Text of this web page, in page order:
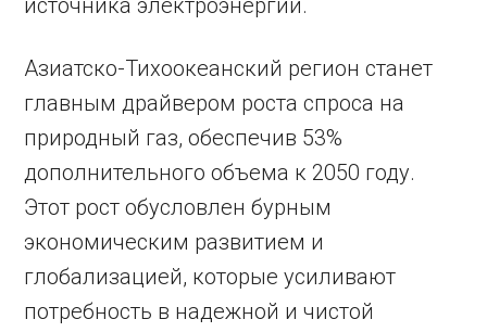
источника электроэнергии.
Азиатско-Тихоокеанский регион станет
главным драйвером роста спроса на
природный газ, обеспечив 53%
дополнительного объема к 2050 году.
Этот рост обусловлен бурным
экономическим развитием и
глобализацией, которые усиливают
потребность в надежной и чистой